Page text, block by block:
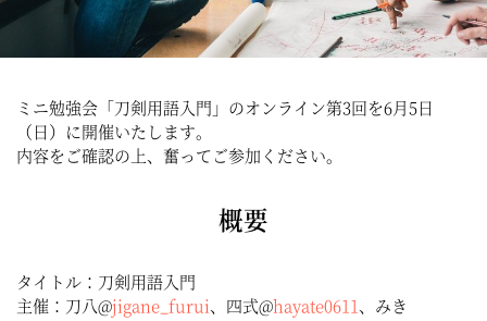
ミニ勉強会「刀剣用語入門」のオンライン第3回を6月5日
（日）に開催いたします。
内容をご確認の上、奮ってご参加ください。
概要
タイトル：刀剣用語入門
主催：刀八@jigane_furui、四式@hayate0611、みき